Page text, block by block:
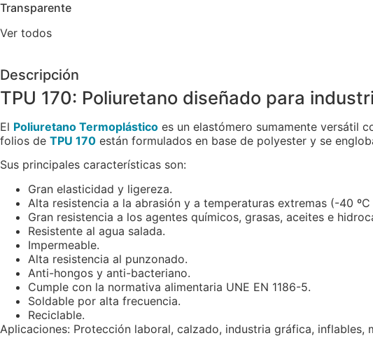
Transparente
Ver todos
Descripción
TPU 170: Poliuretano diseñado para
El Poliuretano Termoplástico es un elastómero sumamente versátil
folios de TPU 170 están formulados en base de polyester y se
Sus principales características son:
Gran elasticidad y ligereza.
Alta resistencia a la abrasión y a temperaturas extremas (-40 ºC
Gran resistencia a los agentes químicos, grasas, aceites e
Resistente al agua salada.
Impermeable.
Alta resistencia al punzonado.
Anti-hongos y anti-bacteriano.
Cumple con la normativa alimentaria UNE EN 1186-5.
Soldable por alta frecuencia.
Reciclable.
Aplicaciones: Protección laboral, calzado, industria gráfica,